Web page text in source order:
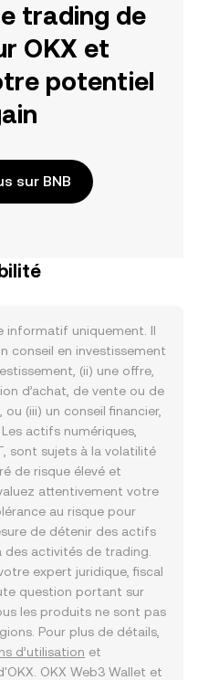
trading de
OKX et
potentiel
sur BNB
informatif uniquement. Il
conseil en investissement
(ii) une offre,
d’achat, de vente ou de
(iii) un conseil financier,
actifs numériques,
sont sujets à la volatilité
de risque élevé et
attentivement votre
au risque pour
de détenir des actifs
des activités de trading.
expert juridique, fiscal
question portant sur
les produits ne sont pas
Pour plus de détails,
d’utilisation et
OKX Web3 Wallet et